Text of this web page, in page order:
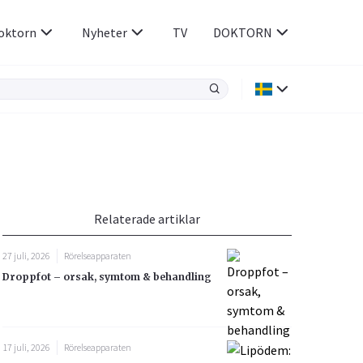
Rökavvänjning
Rörelseapparaten
Sex & Samliv
Sömn & Stress
Nyheter TV DOKTORN
Relaterade artiklar
27 juli, 2026
Rörelseapparaten
Droppfot – orsak, symtom & behandling
17 juli, 2026
Rörelseapparaten